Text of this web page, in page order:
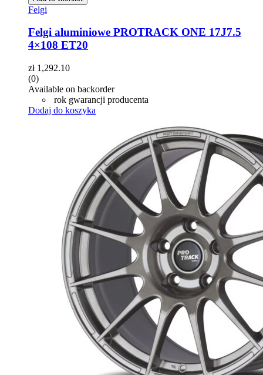
Felgi
Felgi aluminiowe PROTRACK ONE 17J7.5
4×108 ET20
zł1,292.10
(0)
Available on backorder
rok gwarancji producenta
Dodaj do koszyka